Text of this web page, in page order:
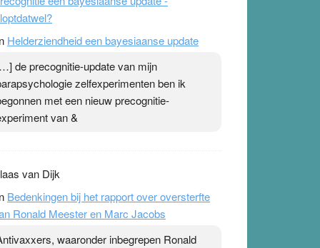
Helderziendheid een bayesiaanse update
de precognitie-update van mijn
zelfexperimenten ben ik
met een nieuw precognitie-
van &
van Dijk
Bedenkingen bij het rapport over oversterfte
Ronald Meester en Marc Jacobs
waaronder inbegrepen Ronald